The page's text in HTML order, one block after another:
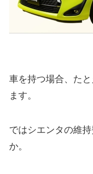
車を持つ場合、た
ます。
ではシエンタの維
か。